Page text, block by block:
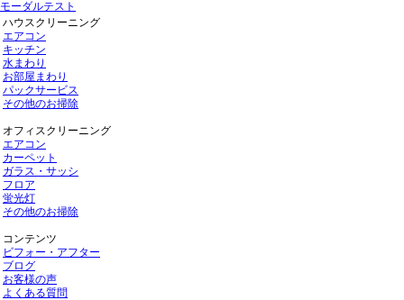
モーダルテスト
ハウスクリーニング
エアコン
キッチン
水まわり
お部屋まわり
パックサービス
その他のお掃除
オフィスクリーニング
エアコン
カーペット
ガラス・サッシ
フロア
蛍光灯
その他のお掃除
コンテンツ
ビフォー・アフター
ブログ
お客様の声
よくある質問